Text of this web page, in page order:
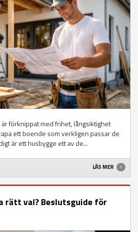
förknippat med frihet, långsiktighet
ett boende som verkligen passar de
är ett husbygge ett av de...
LÄS MER
rätt val? Beslutsguide för